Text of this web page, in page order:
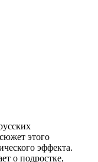
этого
эффекта.
о подростке,